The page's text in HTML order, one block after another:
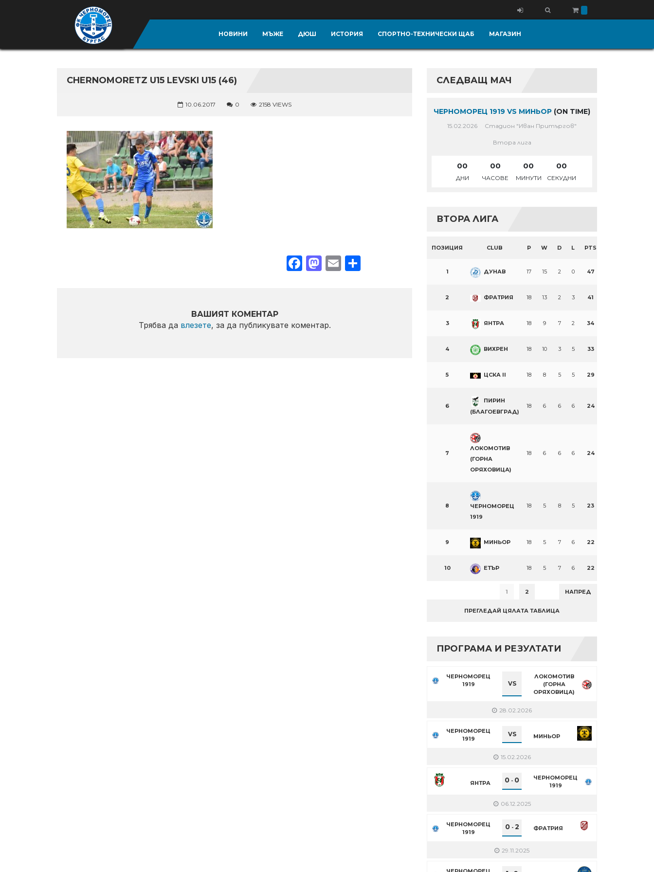
НОВИНИ МЪЖЕ ДЮШ ИСТОРИЯ СПОРТНО-ТЕХНИЧЕСКИ ЩАБ МАГАЗИН
CHERNOMORETZ U15 LEVSKI U15 (46)
10.06.2017 0 2158 VIEWS
Facebook
Mastodon
EmailShare
ВАШИЯТ КОМЕНТАР
Трябва да влезете, за да публикувате коментар.
СЛЕДВАЩ МАЧ
ЧЕРНОМОРЕЦ 1919 VS МИНЬОР (ON TIME)
15.02.2026 Стадион "Иван Притъргов"
Втора лига
00
ДНИ
00
ЧАСОВЕ
00
МИНУТИ
00
СЕКУДНИ
ВТОРА ЛИГА
ПОЗИЦИЯ CLUB P W D L PTS
1 ДУНАВ 17 15 2 0 47
2 ФРАТРИЯ 18 13 2 3 41
3 ЯНТРА 18 9 7 2 34
4 ВИХРЕН 18 10 3 5 33
5 ЦСКА II 18 8 5 5 29
6
ПИРИН
(БЛАГОЕВГРАД)
18 6 6 6 24
7
ЛОКОМОТИВ
(ГОРНА
ОРЯХОВИЦА)
18 6 6 6 24
8
ЧЕРНОМОРЕЦ
1919
18 5 8 5 23
9 МИНЬОР 18 5 7 6 22
10 ЕТЪР 18 5 7 6 22
1 2 НАПРЕД
ПРЕГЛЕДАЙ ЦЯЛАТА ТАБЛИЦА
ПРОГРАМА И РЕЗУЛТАТИ
ЧЕРНОМОРЕЦ
1919
VS
ЛОКОМОТИВ
(ГОРНА
ОРЯХОВИЦА)
28.02.2026
ЧЕРНОМОРЕЦ
1919
VS МИНЬОР
15.02.2026
ЯНТРА 0 - 0
ЧЕРНОМОРЕЦ
1919
06.12.2025
ЧЕРНОМОРЕЦ
1919
0- 2 ФРАТРИЯ
29.11.2025